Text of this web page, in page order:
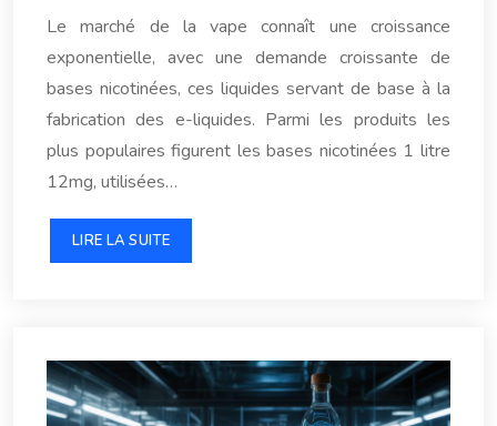
Le marché de la vape connaît une croissance
exponentielle, avec une demande croissante de
bases nicotinées, ces liquides servant de base à la
fabrication des e-liquides. Parmi les produits les
plus populaires figurent les bases nicotinées 1 litre
12mg, utilisées…
LIRE LA SUITE